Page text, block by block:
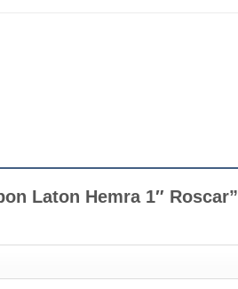
Laton Hemra 1″ Roscar”